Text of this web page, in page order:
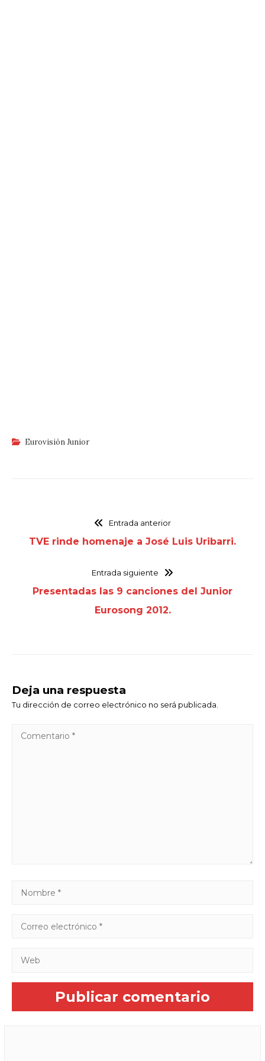
Eurovisión Junior
Entrada anterior
TVE rinde homenaje a José Luis Uribarri.
Entrada siguiente
Presentadas las 9 canciones del Junior
Eurosong 2012.
Deja una respuesta
Tu dirección de correo electrónico no será publicada.